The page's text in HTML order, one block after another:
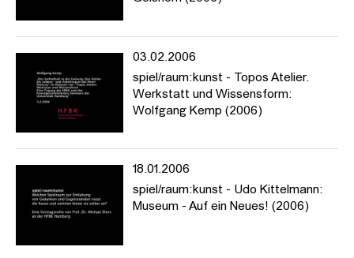
03.02.2006
spiel/raum:kunst - Topos Atelier.
Werkstatt und Wissensform:
Wolfgang Kemp (2006)
18.01.2006
spiel/raum:kunst - Udo Kittelmann:
Museum - Auf ein Neues! (2006)